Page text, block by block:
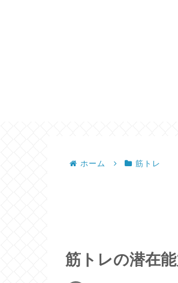
ホーム 筋トレ
筋トレの潜在